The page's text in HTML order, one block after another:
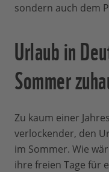
sondern auch dem
Urlaub in
Sommer
Zu kaum einer
verlockender, den
im Sommer. Wie
ihre freien Tage für